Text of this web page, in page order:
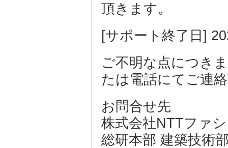
頂きます。
[サポート終了日]
ご不明な点につき
たは電話にてご連
お問合せ先
株式会社NTTファ
総研本部 建築技術